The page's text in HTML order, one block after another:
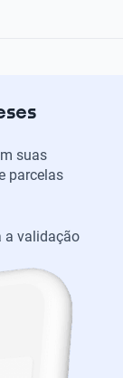
suas
parcelas
a validação